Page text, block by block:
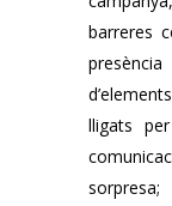
barreres
lligats